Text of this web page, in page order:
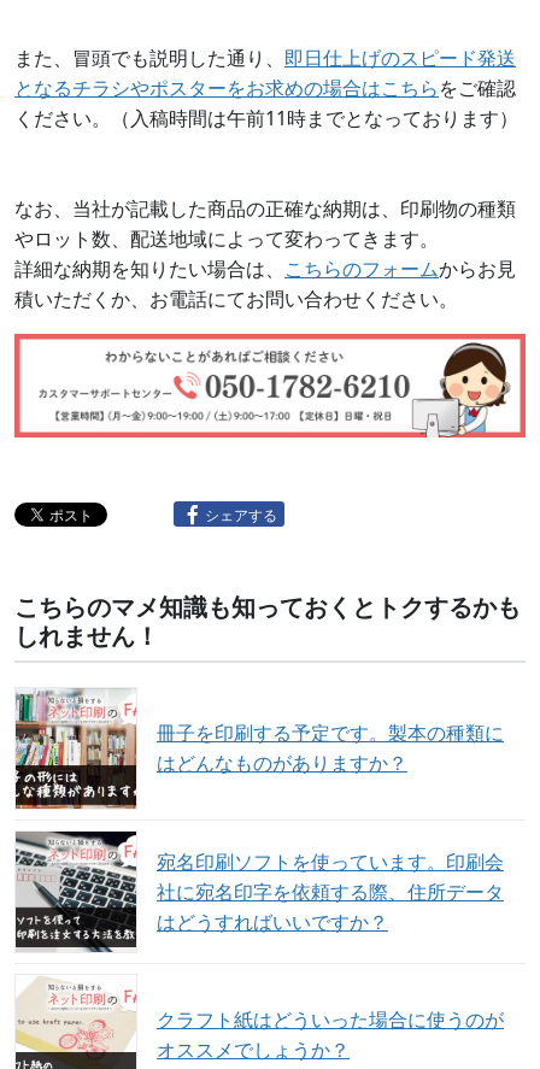
また、冒頭でも説明した通り、 即日仕上げのスピード発送
となるチラシやポスターをお求めの場合はこちらをご確認
ください。（入稿時間は午前11時までとなっております）
なお、当社が記載した商品の正確な納期は、印刷物の種類
やロット数、配送地域によって変わってきます。
詳細な納期を知りたい場合は、 こちらのフォームからお見
積いただくか、お電話にてお問い合わせください。
シェアする
こちらのマメ知識も知っておくとトクするかも
しれません！
冊子を印刷する予定です。製本の種類に
はどんなものがありますか？
宛名印刷ソフトを使っています。印刷会
社に宛名印字を依頼する際、住所データ
はどうすればいいですか？
クラフト紙はどういった場合に使うのが
オススメでしょうか？